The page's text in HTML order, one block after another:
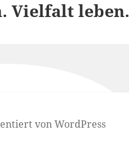
Vielfalt leben.
von WordPress